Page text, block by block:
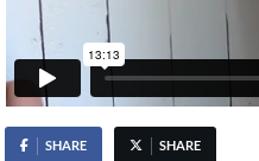
SHARE SHARE